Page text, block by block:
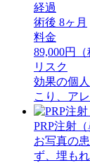
経過
術後 8ヶ月
料金
89,000円（
リスク
効果の個
こり、ア
PRP注射（
お写真の
ず、埋も